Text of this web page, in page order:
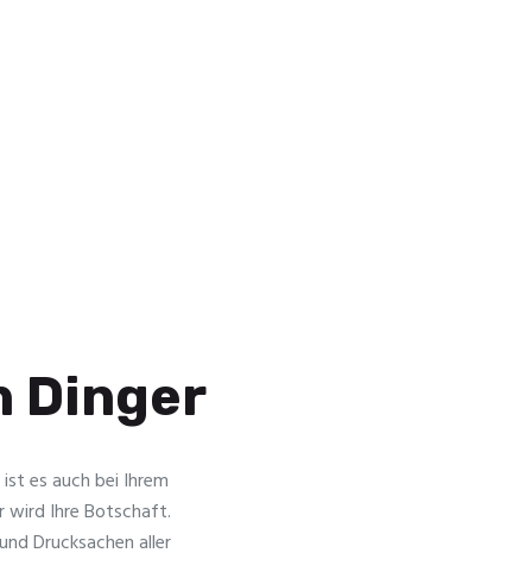
Dinger
es auch bei Ihrem
wird Ihre Botschaft.
Drucksachen aller